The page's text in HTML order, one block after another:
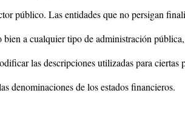
público. Las entidades que no persigan
a cualquier tipo de administración
las descripciones utilizadas para ciertas
denominaciones de los estados financieros.